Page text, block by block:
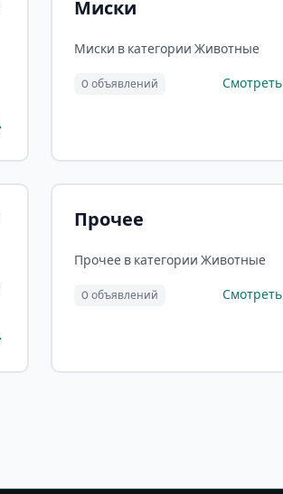
Миски
Миски в категории Животные
0 объявлений Смотреть
Прочее
Прочее в категории Животные
0 объявлений Смотреть